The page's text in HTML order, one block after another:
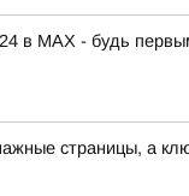
в MAX - будь
страницы, а